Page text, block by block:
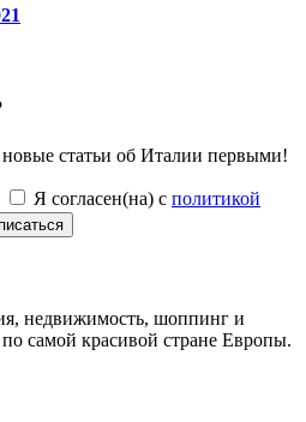
статьи об Италии первыми!
Я согласен(на) с политикой
недвижимость, шоппинг и
самой красивой стране Европы.